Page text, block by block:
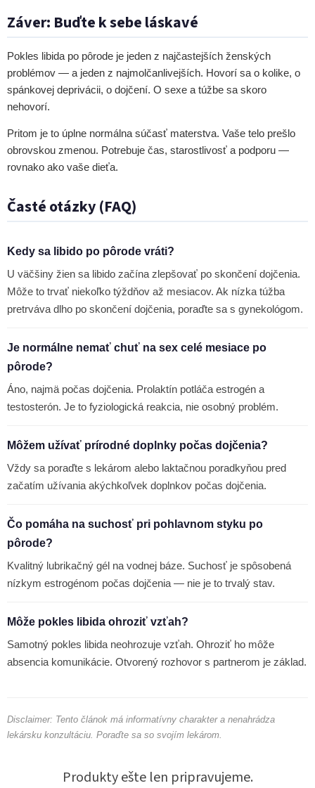
Záver: Buďte k sebe láskavé
Pokles libida po pôrode je jeden z najčastejších ženských
problémov — a jeden z najmolčanlivejších. Hovorí sa o kolike, o
spánkovej deprivácii, o dojčení. O sexe a túžbe sa skoro
nehovorí.
Pritom je to úplne normálna súčasť materstva. Vaše telo prešlo
obrovskou zmenou. Potrebuje čas, starostlivosť a podporu —
rovnako ako vaše dieťa.
Časté otázky (FAQ)
Kedy sa libido po pôrode vráti?
U väčšiny žien sa libido začína zlepšovať po skončení dojčenia.
Môže to trvať niekoľko týždňov až mesiacov. Ak nízka túžba
pretrváva dlho po skončení dojčenia, poraďte sa s gynekológom.
Je normálne nemať chuť na sex celé mesiace po
pôrode?
Áno, najmä počas dojčenia. Prolaktín potláča estrogén a
testosterón. Je to fyziologická reakcia, nie osobný problém.
Môžem užívať prírodné doplnky počas dojčenia?
Vždy sa poraďte s lekárom alebo laktačnou poradkyňou pred
začatím užívania akýchkoľvek doplnkov počas dojčenia.
Čo pomáha na suchosť pri pohlavnom styku po
pôrode?
Kvalitný lubrikačný gél na vodnej báze. Suchosť je spôsobená
nízkym estrogénom počas dojčenia — nie je to trvalý stav.
Môže pokles libida ohroziť vzťah?
Samotný pokles libida neohrozuje vzťah. Ohroziť ho môže
absencia komunikácie. Otvorený rozhovor s partnerom je základ.
Disclaimer: Tento článok má informatívny charakter a nenahrádza
lekársku konzultáciu. Poraďte sa so svojím lekárom.
Produkty ešte len pripravujeme.